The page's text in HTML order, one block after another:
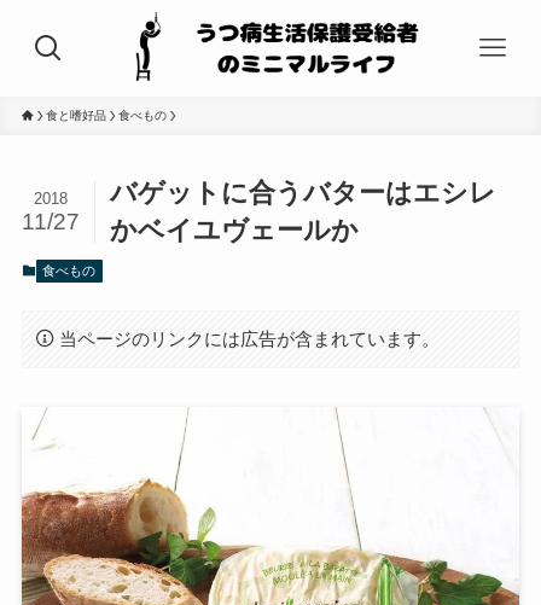
食と嗜好品 食べもの
バゲットに合うバターはエシレ
かベイユヴェールか
2018
11/27
食べもの
当ページのリンクには広告が含まれています。